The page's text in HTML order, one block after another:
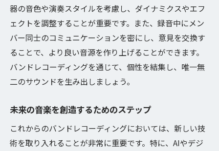
器の音色や演奏スタイルを考慮し、ダイナミクスやエフ
ェクトを調整することが重要です。また、録音中にメン
バー同士のコミュニケーションを密にし、意見を交換す
ることで、より良い音源を作り上げることができます。
バンドレコーディングを通じて、個性を結集し、唯一無
二のサウンドを生み出しましょう。
未来の音楽を創造するためのステップ
これからのバンドレコーディングにおいては、新しい技
術を取り入れることが非常に重要です。特に、AIやデジ